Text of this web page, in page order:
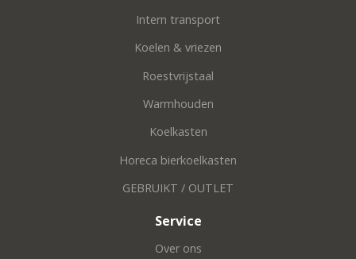
Intern transport
Koelen & vriezen
Roestvrijstaal
Warmhouden
Koelkasten
Horeca bierkoelkasten
GEBRUIKT / OUTLET
Service
Over ons